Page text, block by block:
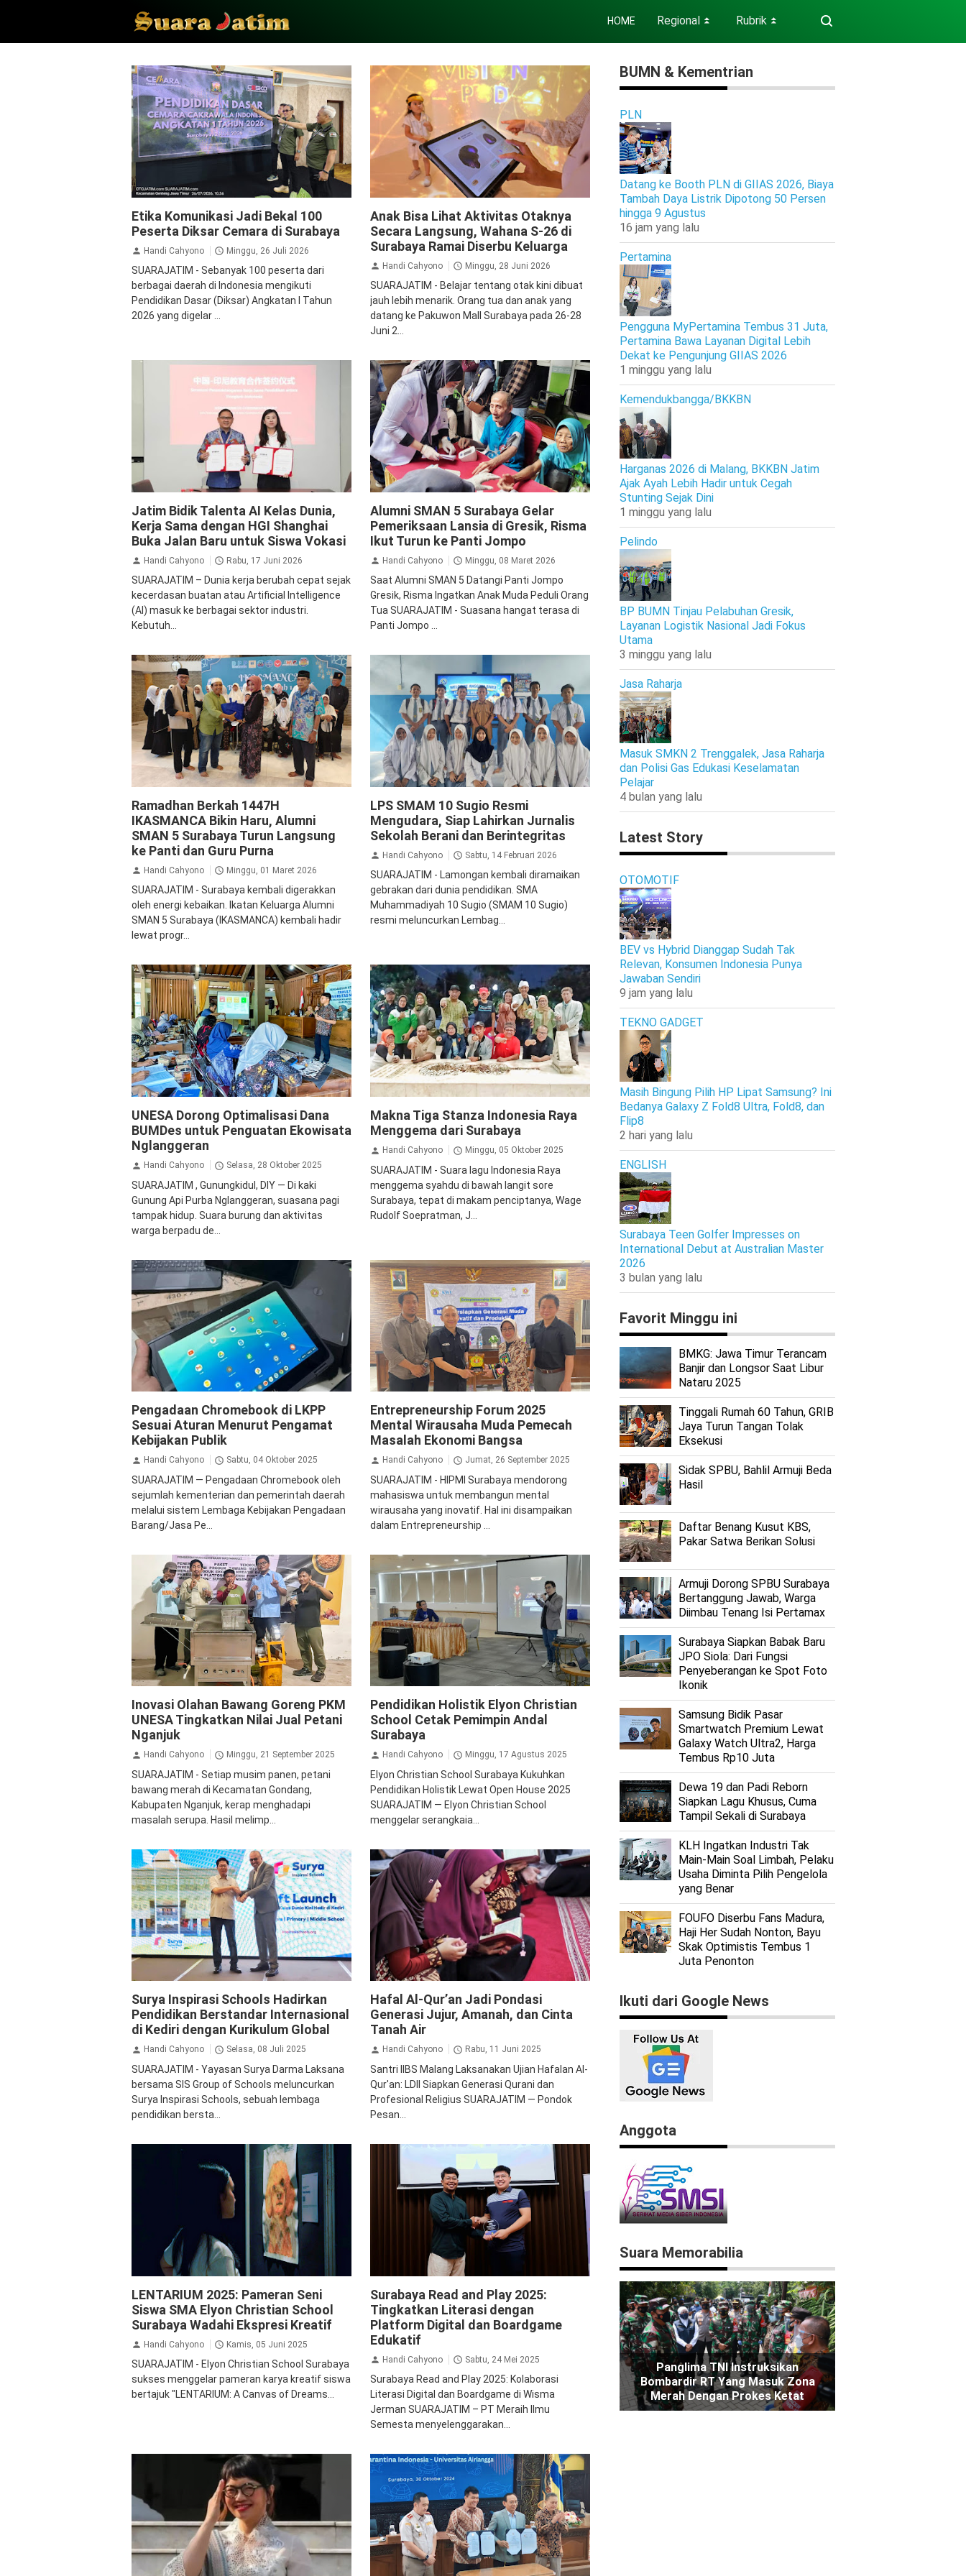
HOME Regional ⏬ Rubrik ⏬
Etika Komunikasi Jadi Bekal 100
Peserta Diksar Cemara di Surabaya
Handi Cahyono Minggu, 26 Juli 2026
SUARAJATIM - Sebanyak 100 peserta dari
berbagai daerah di Indonesia mengikuti
Pendidikan Dasar (Diksar) Angkatan I Tahun
2026 yang digelar ...
Anak Bisa Lihat Aktivitas Otaknya
Secara Langsung, Wahana S-26 di
Surabaya Ramai Diserbu Keluarga
Handi Cahyono Minggu, 28 Juni 2026
SUARAJATIM - Belajar tentang otak kini dibuat
jauh lebih menarik. Orang tua dan anak yang
datang ke Pakuwon Mall Surabaya pada 26-28
Juni 2...
Jatim Bidik Talenta AI Kelas Dunia,
Kerja Sama dengan HGI Shanghai
Buka Jalan Baru untuk Siswa Vokasi
Handi Cahyono Rabu, 17 Juni 2026
SUARAJATIM – Dunia kerja berubah cepat sejak
kecerdasan buatan atau Artificial Intelligence
(AI) masuk ke berbagai sektor industri.
Kebutuh...
Alumni SMAN 5 Surabaya Gelar
Pemeriksaan Lansia di Gresik, Risma
Ikut Turun ke Panti Jompo
Handi Cahyono Minggu, 08 Maret 2026
Saat Alumni SMAN 5 Datangi Panti Jompo
Gresik, Risma Ingatkan Anak Muda Peduli Orang
Tua SUARAJATIM - Suasana hangat terasa di
Panti Jompo ...
Ramadhan Berkah 1447H
IKASMANCA Bikin Haru, Alumni
SMAN 5 Surabaya Turun Langsung
ke Panti dan Guru Purna
Handi Cahyono Minggu, 01 Maret 2026
SUARAJATIM - Surabaya kembali digerakkan
oleh energi kebaikan. Ikatan Keluarga Alumni
SMAN 5 Surabaya (IKASMANCA) kembali hadir
lewat progr...
LPS SMAM 10 Sugio Resmi
Mengudara, Siap Lahirkan Jurnalis
Sekolah Berani dan Berintegritas
Handi Cahyono Sabtu, 14 Februari 2026
SUARAJATIM - Lamongan kembali diramaikan
gebrakan dari dunia pendidikan. SMA
Muhammadiyah 10 Sugio (SMAM 10 Sugio)
resmi meluncurkan Lembag...
UNESA Dorong Optimalisasi Dana
BUMDes untuk Penguatan Ekowisata
Nglanggeran
Handi Cahyono Selasa, 28 Oktober 2025
SUARAJATIM , Gunungkidul, DIY — Di kaki
Gunung Api Purba Nglanggeran, suasana pagi
tampak hidup. Suara burung dan aktivitas
warga berpadu de...
Makna Tiga Stanza Indonesia Raya
Menggema dari Surabaya
Handi Cahyono Minggu, 05 Oktober 2025
SUARAJATIM - Suara lagu Indonesia Raya
menggema syahdu di bawah langit sore
Surabaya, tepat di makam penciptanya, Wage
Rudolf Soepratman, J...
Pengadaan Chromebook di LKPP
Sesuai Aturan Menurut Pengamat
Kebijakan Publik
Handi Cahyono Sabtu, 04 Oktober 2025
SUARAJATIM — Pengadaan Chromebook oleh
sejumlah kementerian dan pemerintah daerah
melalui sistem Lembaga Kebijakan Pengadaan
Barang/Jasa Pe...
Entrepreneurship Forum 2025
Mental Wirausaha Muda Pemecah
Masalah Ekonomi Bangsa
Handi Cahyono Jumat, 26 September 2025
SUARAJATIM - HIPMI Surabaya mendorong
mahasiswa untuk membangun mental
wirausaha yang inovatif. Hal ini disampaikan
dalam Entrepreneurship ...
Inovasi Olahan Bawang Goreng PKM
UNESA Tingkatkan Nilai Jual Petani
Nganjuk
Handi Cahyono Minggu, 21 September 2025
SUARAJATIM - Setiap musim panen, petani
bawang merah di Kecamatan Gondang,
Kabupaten Nganjuk, kerap menghadapi
masalah serupa. Hasil melimp...
Pendidikan Holistik Elyon Christian
School Cetak Pemimpin Andal
Surabaya
Handi Cahyono Minggu, 17 Agustus 2025
Elyon Christian School Surabaya Kukuhkan
Pendidikan Holistik Lewat Open House 2025
SUARAJATIM — Elyon Christian School
menggelar serangkaia...
Surya Inspirasi Schools Hadirkan
Pendidikan Berstandar Internasional
di Kediri dengan Kurikulum Global
Handi Cahyono Selasa, 08 Juli 2025
SUARAJATIM - Yayasan Surya Darma Laksana
bersama SIS Group of Schools meluncurkan
Surya Inspirasi Schools, sebuah lembaga
pendidikan bersta...
Hafal Al-Qur’an Jadi Pondasi
Generasi Jujur, Amanah, dan Cinta
Tanah Air
Handi Cahyono Rabu, 11 Juni 2025
Santri IIBS Malang Laksanakan Ujian Hafalan Al-
Qur'an: LDII Siapkan Generasi Qurani dan
Profesional Religius SUARAJATIM — Pondok
Pesan...
LENTARIUM 2025: Pameran Seni
Siswa SMA Elyon Christian School
Surabaya Wadahi Ekspresi Kreatif
Handi Cahyono Kamis, 05 Juni 2025
SUARAJATIM - Elyon Christian School Surabaya
sukses menggelar pameran karya kreatif siswa
bertajuk "LENTARIUM: A Canvas of Dreams...
Surabaya Read and Play 2025:
Tingkatkan Literasi dengan
Platform Digital dan Boardgame
Edukatif
Handi Cahyono Sabtu, 24 Mei 2025
Surabaya Read and Play 2025: Kolaborasi
Literasi Digital dan Boardgame di Wisma
Jerman SUARAJATIM – PT Meraih Ilmu
Semesta menyelenggarakan...
BUMN & Kementrian
PLN
Datang ke Booth PLN di GIIAS 2026, Biaya
Tambah Daya Listrik Dipotong 50 Persen
hingga 9 Agustus
16 jam yang lalu
Pertamina
Pengguna MyPertamina Tembus 31 Juta,
Pertamina Bawa Layanan Digital Lebih
Dekat ke Pengunjung GIIAS 2026
1 minggu yang lalu
Kemendukbangga/BKKBN
Harganas 2026 di Malang, BKKBN Jatim
Ajak Ayah Lebih Hadir untuk Cegah
Stunting Sejak Dini
1 minggu yang lalu
Pelindo
BP BUMN Tinjau Pelabuhan Gresik,
Layanan Logistik Nasional Jadi Fokus
Utama
3 minggu yang lalu
Jasa Raharja
Masuk SMKN 2 Trenggalek, Jasa Raharja
dan Polisi Gas Edukasi Keselamatan
Pelajar
4 bulan yang lalu
Latest Story
OTOMOTIF
BEV vs Hybrid Dianggap Sudah Tak
Relevan, Konsumen Indonesia Punya
Jawaban Sendiri
9 jam yang lalu
TEKNO GADGET
Masih Bingung Pilih HP Lipat Samsung? Ini
Bedanya Galaxy Z Fold8 Ultra, Fold8, dan
Flip8
2 hari yang lalu
ENGLISH
Surabaya Teen Golfer Impresses on
International Debut at Australian Master
2026
3 bulan yang lalu
Favorit Minggu ini
BMKG: Jawa Timur Terancam
Banjir dan Longsor Saat Libur
Nataru 2025
Tinggali Rumah 60 Tahun, GRIB
Jaya Turun Tangan Tolak
Eksekusi
Sidak SPBU, Bahlil Armuji Beda
Hasil
Daftar Benang Kusut KBS,
Pakar Satwa Berikan Solusi
Armuji Dorong SPBU Surabaya
Bertanggung Jawab, Warga
Diimbau Tenang Isi Pertamax
Surabaya Siapkan Babak Baru
JPO Siola: Dari Fungsi
Penyeberangan ke Spot Foto
Ikonik
Samsung Bidik Pasar
Smartwatch Premium Lewat
Galaxy Watch Ultra2, Harga
Tembus Rp10 Juta
Dewa 19 dan Padi Reborn
Siapkan Lagu Khusus, Cuma
Tampil Sekali di Surabaya
KLH Ingatkan Industri Tak
Main-Main Soal Limbah, Pelaku
Usaha Diminta Pilih Pengelola
yang Benar
FOUFO Diserbu Fans Madura,
Haji Her Sudah Nonton, Bayu
Skak Optimistis Tembus 1
Juta Penonton
Ikuti dari Google News
Anggota
Suara Memorabilia
Panglima TNI Instruksikan
Bombardir RT Yang Masuk Zona
Merah Dengan Prokes Ketat